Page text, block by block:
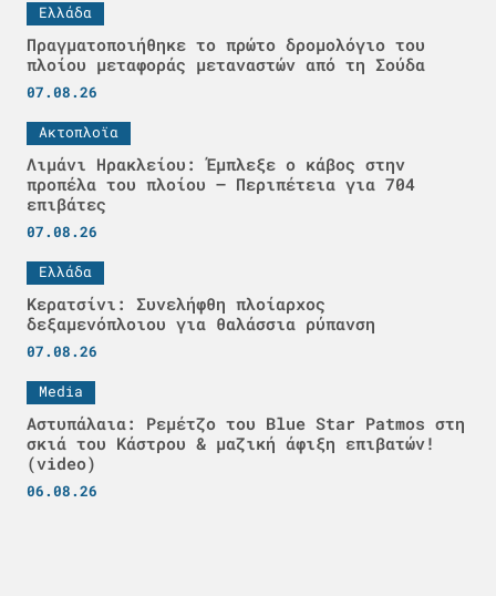
Ελλάδα
Πραγματοποιήθηκε το πρώτο δρομολόγιο του
πλοίου μεταφοράς μεταναστών από τη Σούδα
07.08.26
Ακτοπλοϊα
Λιμάνι Ηρακλείου: Έμπλεξε ο κάβος στην
προπέλα του πλοίου – Περιπέτεια για 704
επιβάτες
07.08.26
Ελλάδα
Κερατσίνι: Συνελήφθη πλοίαρχος
δεξαμενόπλοιου για θαλάσσια ρύπανση
07.08.26
Media
Αστυπάλαια: Ρεμέτζο του Blue Star Patmos στη
σκιά του Κάστρου & μαζική άφιξη επιβατών!
(video)
06.08.26